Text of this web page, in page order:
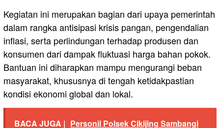
Kegiatan ini merupakan bagian dari upaya pemerintah
dalam rangka antisipasi krisis pangan, pengendalian
inflasi, serta perlindungan terhadap produsen dan
konsumen dari dampak fluktuasi harga bahan pokok.
Bantuan ini diharapkan mampu mengurangi beban
masyarakat, khususnya di tengah ketidakpastian
kondisi ekonomi global dan lokal.
BACA JUGA | Personil Polsek Cikijing Sambangi